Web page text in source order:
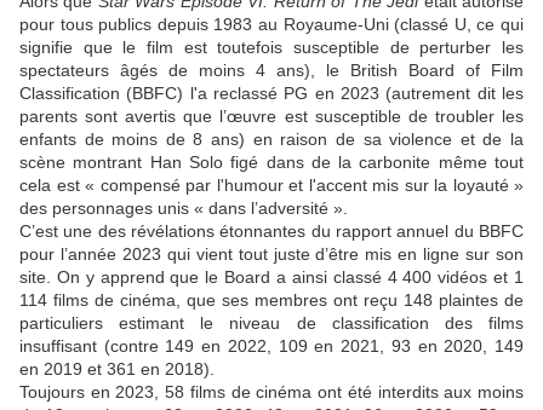
pour tous publics depuis 1983 au Royaume-Uni (classé U, ce qui
signifie que le film est toutefois susceptible de perturber les
spectateurs âgés de moins 4 ans), le British Board of Film
Classification (BBFC) l'a reclassé PG en 2023 (autrement dit les
parents sont avertis que l’œuvre est susceptible de troubler les
enfants de moins de 8 ans) en raison de sa violence et de la
scène montrant Han Solo figé dans de la carbonite même tout
cela est « compensé par l'humour et l'accent mis sur la loyauté »
des personnages unis « dans l’adversité ».
C’est une des révélations étonnantes du rapport annuel du BBFC
pour l’année 2023 qui vient tout juste d’être mis en ligne sur son
site. On y apprend que le Board a ainsi classé 4 400 vidéos et 1
114 films de cinéma, que ses membres ont reçu 148 plaintes de
particuliers estimant le niveau de classification des films
insuffisant (contre 149 en 2022, 109 en 2021, 93 en 2020, 149
en 2019 et 361 en 2018).
Toujours en 2023, 58 films de cinéma ont été interdits aux moins